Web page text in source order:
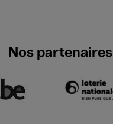
Nos partenaires